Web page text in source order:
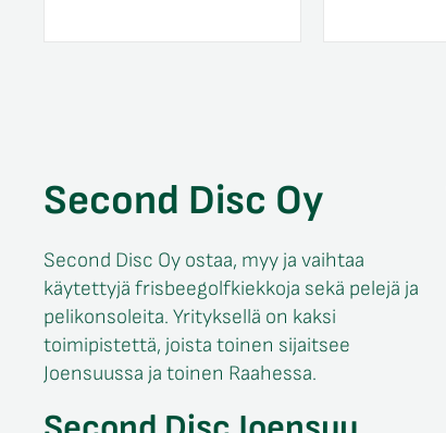
Second Disc Oy
Second Disc Oy ostaa, myy ja vaihtaa
käytettyjä frisbeegolfkiekkoja sekä pelejä ja
pelikonsoleita. Yrityksellä on kaksi
toimipistettä, joista toinen sijaitsee
Joensuussa ja toinen Raahessa.